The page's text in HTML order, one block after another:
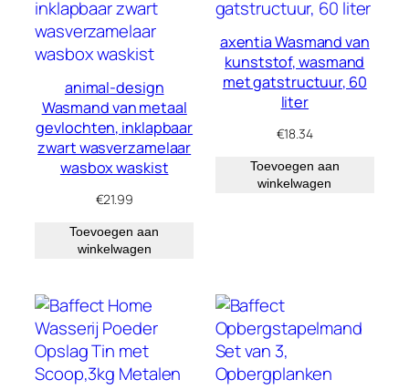
animal-design
Wasmand van metaal
gevlochten, inklapbaar
zwart wasverzamelaar
wasbox waskist
€21.99
Toevoegen aan
winkelwagen
axentia Wasmand van
kunststof, wasmand
met gatstructuur, 60
liter
€18.34
Toevoegen aan
winkelwagen